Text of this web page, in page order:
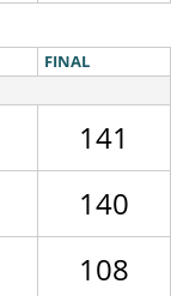
FINAL
141
140
108